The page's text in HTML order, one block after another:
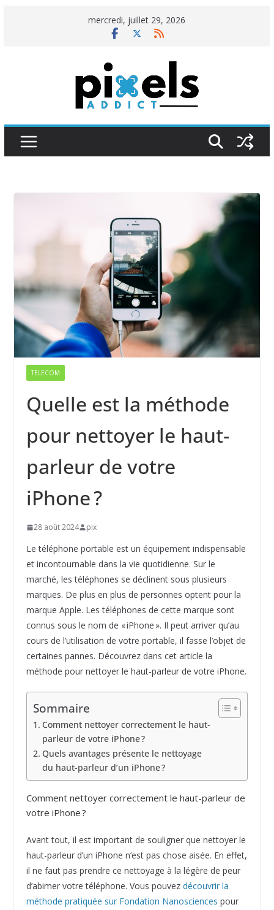
mercredi, juillet 29, 2026
TELECOM
Quelle est la méthode
pour nettoyer le haut-
parleur de votre
iPhone ?
28 août 2024 pix
Le téléphone portable est un équipement indispensable
et incontournable dans la vie quotidienne. Sur le
marché, les téléphones se déclinent sous plusieurs
marques. De plus en plus de personnes optent pour la
marque Apple. Les téléphones de cette marque sont
connus sous le nom de « iPhone ». Il peut arriver qu’au
cours de l’utilisation de votre portable, il fasse l’objet de
certaines pannes. Découvrez dans cet article la
méthode pour nettoyer le haut-parleur de votre iPhone.
Sommaire
Comment nettoyer correctement le haut-
parleur de votre iPhone ?
Quels avantages présente le nettoyage
du haut-parleur d’un iPhone ?
Comment nettoyer correctement le haut-parleur de
votre iPhone ?
Avant tout, il est important de souligner que nettoyer le
haut-parleur d’un iPhone n’est pas chose aisée. En effet,
il ne faut pas prendre ce nettoyage à la légère de peur
d’abimer votre téléphone. Vous pouvez découvrir la
méthode pratiquée sur Fondation Nanosciences pour